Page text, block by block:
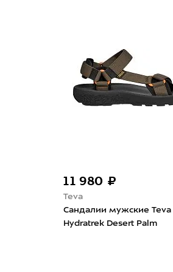
11 980 ₽
Teva
Сандалии мужские Teva
Hydratrek Desert Palm